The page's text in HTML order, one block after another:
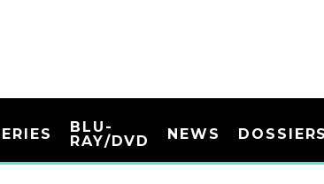
BLU-
RAY/DVD
NEWS DOSSIERS